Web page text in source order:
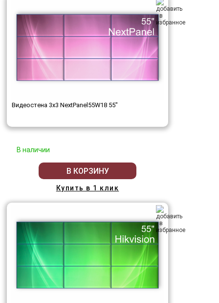
Видеостена 3x3 NextPanel55W18 55"
В наличии
В КОРЗИНУ
Купить в 1 клик